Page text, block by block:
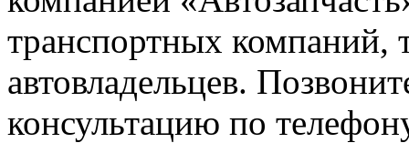
транспортных компаний,
автовладельцев.
консультацию по